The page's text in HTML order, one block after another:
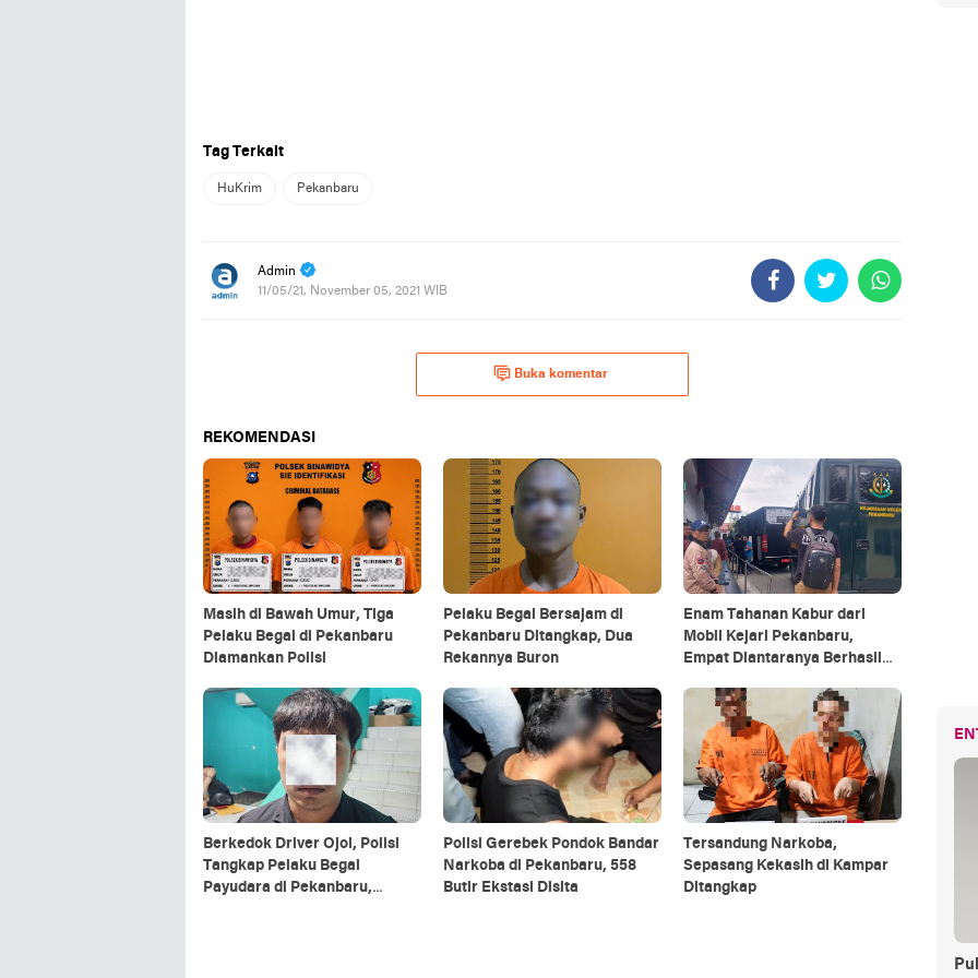
Tag Terkait
HuKrim Pekanbaru
Admin
11/05/21, November 05, 2021 WIB
Buka komentar
REKOMENDASI
Masih di Bawah Umur, Tiga
Pelaku Begal di Pekanbaru
Diamankan Polisi
Pelaku Begal Bersajam di
Pekanbaru Ditangkap, Dua
Rekannya Buron
Enam Tahanan Kabur dari
Mobil Kejari Pekanbaru,
Empat Diantaranya Berhasil
Berkedok Driver Ojol, Polisi
Tangkap Pelaku Begal
Payudara di Pekanbaru,
Polisi Gerebek Pondok Bandar
Narkoba di Pekanbaru, 558
Butir Ekstasi Disita
Tersandung Narkoba,
Sepasang Kekasih di Kampar
Ditangkap